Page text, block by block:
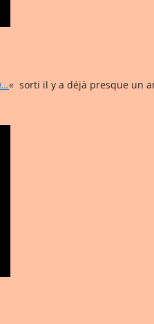
« sorti il y a déjà presque un